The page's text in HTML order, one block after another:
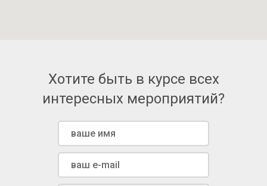
Хотите быть в курсе всех
интересных мероприятий?